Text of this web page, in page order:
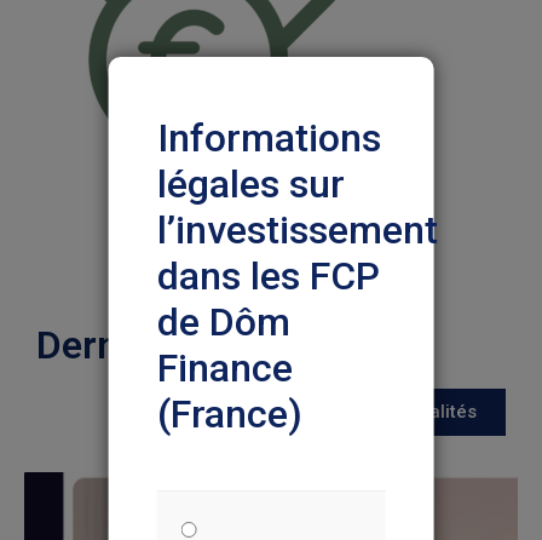
Dernières actualités
Toutes les actualités
Informations
légales sur
l’investissement
dans les FCP
de Dôm
Finance
(France)
document explique certaines